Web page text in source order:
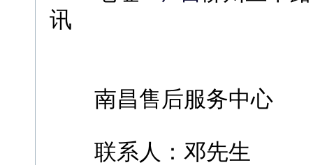
讯
南昌售后服务中心
联系人：邓先生